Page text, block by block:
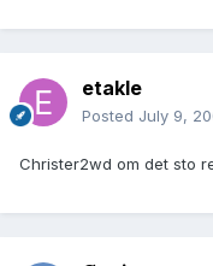
etakle
Posted July 9,
Christer2wd om det sto